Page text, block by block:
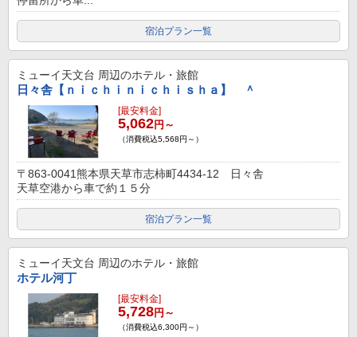
宿泊プラン一覧
ミューイ天文台 周辺のホテル・旅館
日々舎【ｎｉｃｈｉｎｉｃｈｉｓｈａ】 ＾
[最安料金]
5,062円～
（消費税込5,568円～）
〒863-0041熊本県天草市志柿町4434-12 日々舎
天草空港から車で約１５分
宿泊プラン一覧
ミューイ天文台 周辺のホテル・旅館
ホテル河丁
[最安料金]
5,728円～
（消費税込6,300円～）